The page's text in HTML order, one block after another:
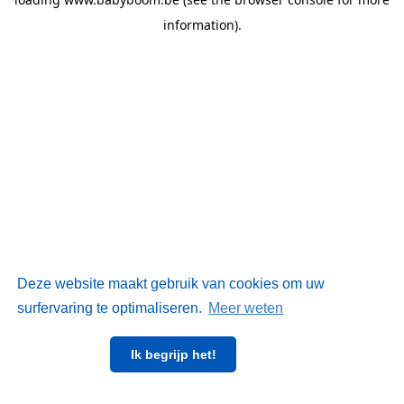
Deze website maakt gebruik van cookies om uw
surfervaring te optimaliseren. Meer weten
Ik begrijp het!
information).